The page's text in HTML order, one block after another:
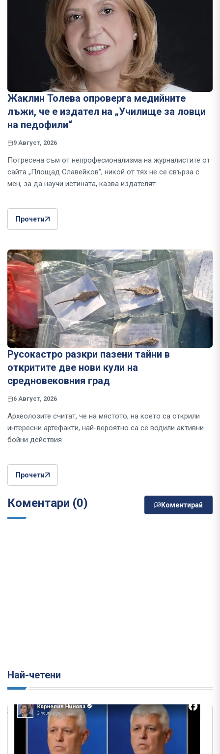
Жаклин Толева опроверга медийните
лъжи, че е издател на „Училище за ловци
на педофили“
9 Август, 2026
Потресена съм от непрофесионализма на журналистите от
сайта „Площад Славейков“, никой от тях не се свърза с
мен, за да научи истината, казва издателят
Прочети
Русокастро разкри пазени тайни в
откритите две нови кули на
средновековния град
6 Август, 2026
Археолозите считат, че на мястото, на което са открили
интересни артефакти, най-вероятно са се водили активни
бойни действия
Прочети
Коментари (0) Коментирай
Най-четени